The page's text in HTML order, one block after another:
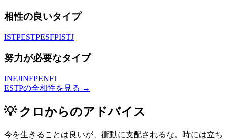
相性の良いタイプ
ISTPESTPESFPISTJ
努力が必要なタイプ
INFJINFPENFJ
ESTPの全相性を見る →
💡クロからのアドバイス
今を生きることは良いが、衝動に支配されるな。時には立ち